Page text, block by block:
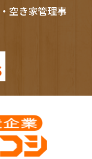
空き家管理事